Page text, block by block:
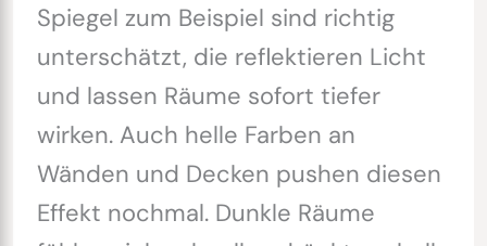
Spiegel zum Beispiel sind richtig
unterschätzt, die reflektieren Licht
und lassen Räume sofort tiefer
wirken. Auch helle Farben an
Wänden und Decken pushen diesen
Effekt nochmal. Dunkle Räume